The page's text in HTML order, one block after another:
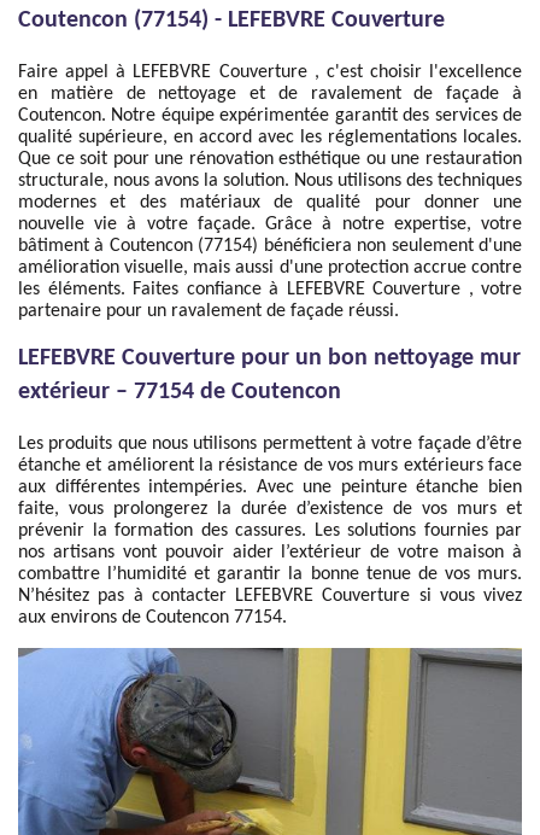
Coutencon (77154) - LEFEBVRE Couverture
Faire appel à LEFEBVRE Couverture , c'est choisir l'excellence
en matière de nettoyage et de ravalement de façade à
Coutencon. Notre équipe expérimentée garantit des services de
qualité supérieure, en accord avec les réglementations locales.
Que ce soit pour une rénovation esthétique ou une restauration
structurale, nous avons la solution. Nous utilisons des techniques
modernes et des matériaux de qualité pour donner une
nouvelle vie à votre façade. Grâce à notre expertise, votre
bâtiment à Coutencon (77154) bénéficiera non seulement d'une
amélioration visuelle, mais aussi d'une protection accrue contre
les éléments. Faites confiance à LEFEBVRE Couverture , votre
partenaire pour un ravalement de façade réussi.
LEFEBVRE Couverture pour un bon nettoyage mur
extérieur – 77154 de Coutencon
Les produits que nous utilisons permettent à votre façade d’être
étanche et améliorent la résistance de vos murs extérieurs face
aux différentes intempéries. Avec une peinture étanche bien
faite, vous prolongerez la durée d’existence de vos murs et
prévenir la formation des cassures. Les solutions fournies par
nos artisans vont pouvoir aider l’extérieur de votre maison à
combattre l’humidité et garantir la bonne tenue de vos murs.
N’hésitez pas à contacter LEFEBVRE Couverture si vous vivez
aux environs de Coutencon 77154.